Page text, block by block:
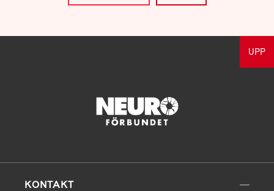
UPP
KONTAKT